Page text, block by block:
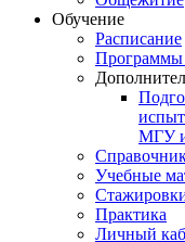
Обучение
Расписание
Программы
МГУ
Учебные
Практика
Личный